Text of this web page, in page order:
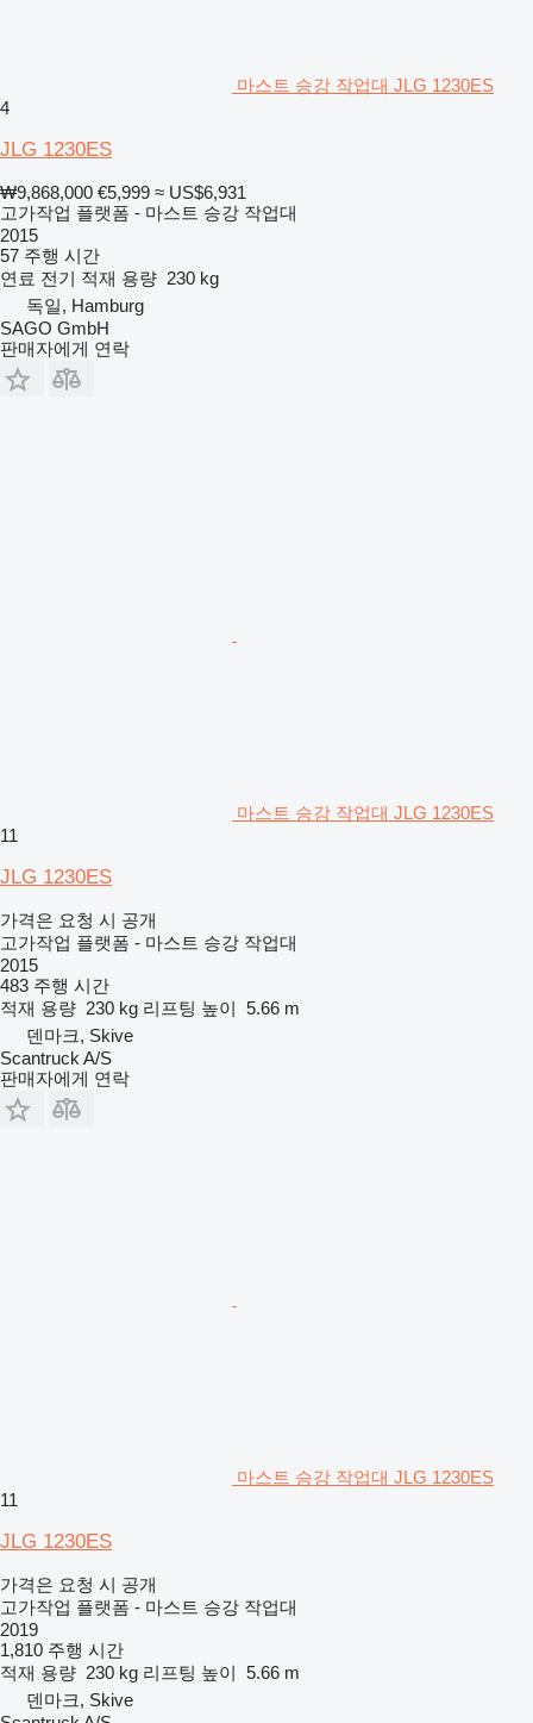
마스트 승강 작업대 JLG 1230ES
4
JLG 1230ES
₩9,868,000 €5,999 ≈ US$6,931
고가작업 플랫폼 - 마스트 승강 작업대
2015
57 주행 시간
연료 전기 적재 용량 230 kg
독일, Hamburg
SAGO GmbH
판매자에게 연락
마스트 승강 작업대 JLG 1230ES
11
JLG 1230ES
가격은 요청 시 공개
고가작업 플랫폼 - 마스트 승강 작업대
2015
483 주행 시간
적재 용량 230 kg 리프팅 높이 5.66 m
덴마크, Skive
Scantruck A/S
판매자에게 연락
마스트 승강 작업대 JLG 1230ES
11
JLG 1230ES
가격은 요청 시 공개
고가작업 플랫폼 - 마스트 승강 작업대
2019
1,810 주행 시간
적재 용량 230 kg 리프팅 높이 5.66 m
덴마크, Skive